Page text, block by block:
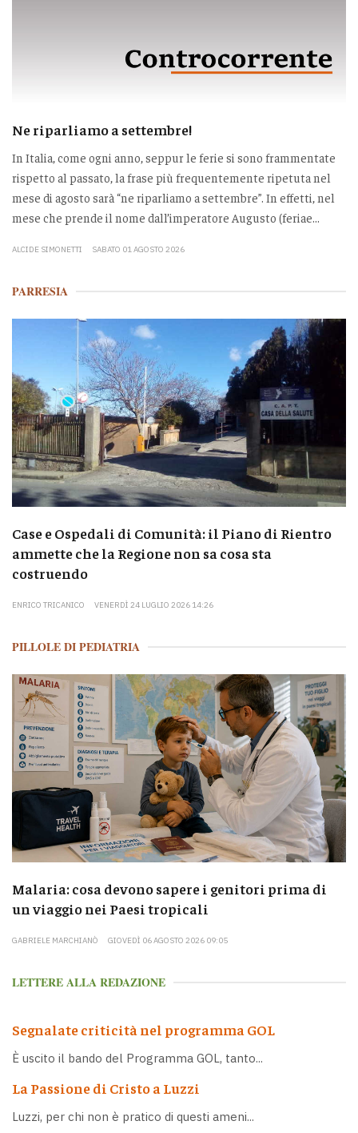
Ne riparliamo a settembre!
In Italia, come ogni anno, seppur le ferie si sono frammentate
rispetto al passato, la frase più frequentemente ripetuta nel
mese di agosto sarà “ne riparliamo a settembre”. In effetti, nel
mese che prende il nome dall’imperatore Augusto (feriae...
ALCIDE SIMONETTI SABATO 01 AGOSTO 2026
PARRESIA
Case e Ospedali di Comunità: il Piano di Rientro
ammette che la Regione non sa cosa sta
costruendo
ENRICO TRICANICO VENERDÌ 24 LUGLIO 2026 14:26
PILLOLE DI PEDIATRIA
Malaria: cosa devono sapere i genitori prima di
un viaggio nei Paesi tropicali
GABRIELE MARCHIANÒ GIOVEDÌ 06 AGOSTO 2026 09:05
LETTERE ALLA REDAZIONE
Segnalate criticità nel programma GOL
È uscito il bando del Programma GOL, tanto...
La Passione di Cristo a Luzzi
Luzzi, per chi non è pratico di questi ameni...